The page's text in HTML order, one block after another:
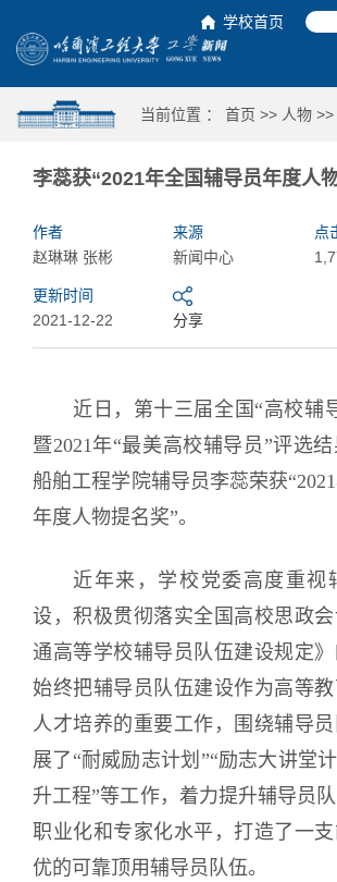
学校首页
当前位置 ： 首页 >> 人物 >>
李蕊获“2021年全国辅导员年度人
作者
赵琳琳 张彬
来源
新闻中心
点
更新时间
2021-12-22
分享
近日，第十三届全国“高校辅
暨2021年“最美高校辅导员”评选
船舶工程学院辅导员李蕊荣获
年度人物提名奖”。
近年来，学校党委高度重视
设，积极贯彻落实全国高校思政
通高等学校辅导员队伍建设规定》
始终把辅导员队伍建设作为高等
人才培养的重要工作，围绕辅导
展了“耐威励志计划”“励志大讲堂
升工程”等工作，着力提升辅导员队
职业化和专家化水平，打造了一
优的可靠顶用辅导员队伍。